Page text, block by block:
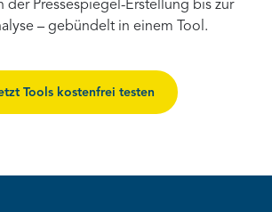
der Pressespiegel-Erstellung bis zur
– gebündelt in einem Tool.
Tools kostenfrei testen